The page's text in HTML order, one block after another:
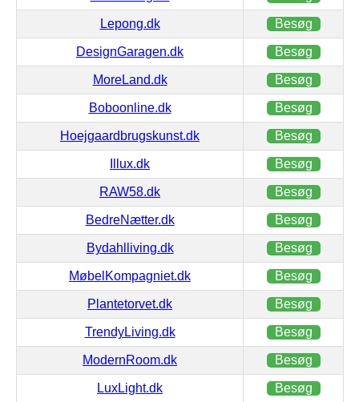
Lepong.dk Besøg
DesignGaragen.dk Besøg
MoreLand.dk Besøg
Boboonline.dk Besøg
Hoejgaardbrugskunst.dk Besøg
Illux.dk Besøg
RAW58.dk Besøg
BedreNætter.dk Besøg
Bydahlliving.dk Besøg
MøbelKompagniet.dk Besøg
Plantetorvet.dk Besøg
TrendyLiving.dk Besøg
ModernRoom.dk Besøg
LuxLight.dk Besøg